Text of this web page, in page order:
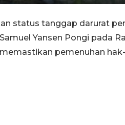
status tanggap darurat
Yansen Pongi pada
pemenuhan